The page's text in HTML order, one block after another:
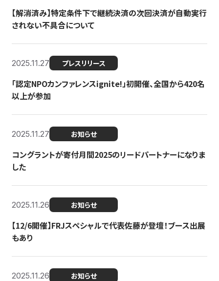
【解消済み】特定条件下で継続決済の次回決済が自動実行
されない不具合について
2025.11.27 プレスリリース
「認定NPOカンファレンスignite!」初開催、全国から420名
以上が参加
2025.11.27 お知らせ
コングラントが寄付月間2025のリードパートナーになりま
した
2025.11.26 お知らせ
【12/6開催】FRJスペシャルで代表佐藤が登壇！ブース出展
もあり
2025.11.26 お知らせ